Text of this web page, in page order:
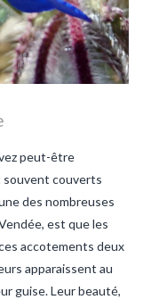
peut-être
souvent couverts
des nombreuses
est que les
accotements deux
apparaissent au
guise. Leur beauté,